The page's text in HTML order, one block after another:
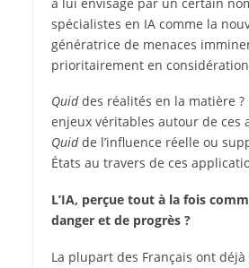
spécialistes en IA comme la
génératrice de menaces
prioritairement en
Quiddes réalités en la matière ?
enjeux véritables autour de ces
Quidde l’influence réelle ou
États au travers de ces
L’IA, perçue tout à la fois
danger et de progrès ?
La plupart des Français ont